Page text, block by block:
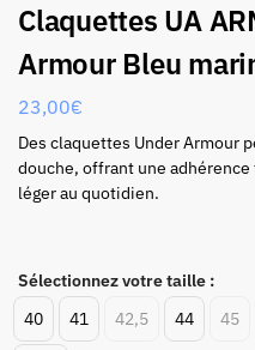
Claquettes UA
Armour Bleu
23,00€
Des claquettes Under Armour
douche, offrant une
léger au quotidien.
Sélectionnez votre taille :
40
41 42,5 44 45